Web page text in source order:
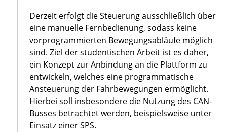
Derzeit erfolgt die Steuerung ausschließlich über
eine manuelle Fernbedienung, sodass keine
vorprogrammierten Bewegungsabläufe möglich
sind. Ziel der studentischen Arbeit ist es daher,
ein Konzept zur Anbindung an die Plattform zu
entwickeln, welches eine programmatische
Ansteuerung der Fahrbewegungen ermöglicht.
Hierbei soll insbesondere die Nutzung des CAN-
Busses betrachtet werden, beispielsweise unter
Einsatz einer SPS.